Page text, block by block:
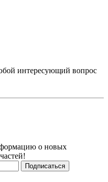
интересующий вопрос
о новых